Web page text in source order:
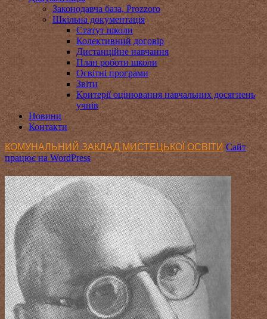
Законодавча база, Prozzoro
Шкільна документація
Статут школи
Колективний договір
Дистанційне навчання
План роботи школи
Освітні програми
Звіти
Критерії оцінювання навчальних досягнень
учнів
Новини
Контакти
КОМУНАЛЬНИЙ ЗАКЛАД МИСТЕЦЬКОЇ ОСВІТИ Сайт
працює на WordPress